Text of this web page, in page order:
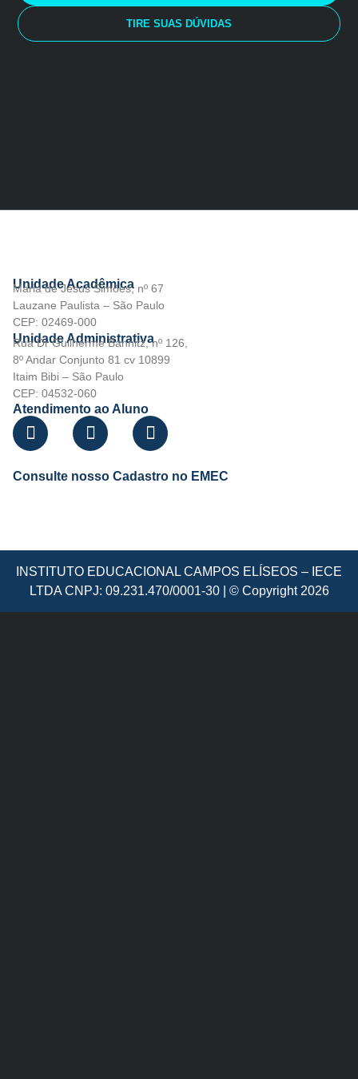
TIRE SUAS DÚVIDAS
Unidade Acadêmica
Maria de Jesus Simões, nº 67
Lauzane Paulista – São Paulo
CEP: 02469-000
Unidade Administrativa
Rua Dr Guilherme Bannitz, nº 126,
8º Andar Conjunto 81 cv 10899
Itaim Bibi – São Paulo
CEP: 04532-060
Atendimento ao Aluno
Consulte nosso Cadastro no EMEC
INSTITUTO EDUCACIONAL CAMPOS ELÍSEOS – IECE
LTDA CNPJ: 09.231.470/0001-30 | © Copyright 2026